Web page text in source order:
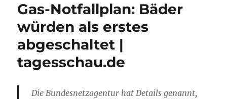
Gas-Notfallplan: Bäder
würden als erstes
abgeschaltet |
tagesschau.de
Die Bundesnetzagentur hat Details genannt,